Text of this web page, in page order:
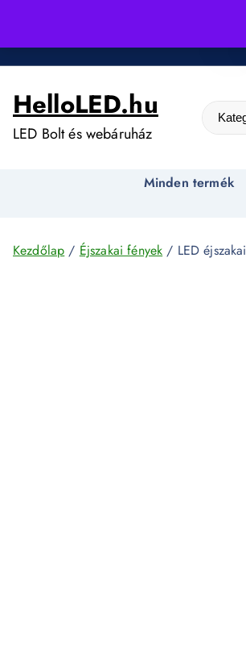
i
HelloLED.hu
LED Bolt és webáruház
Minden termék
Kezdőlap / Éjszakai fények / LED